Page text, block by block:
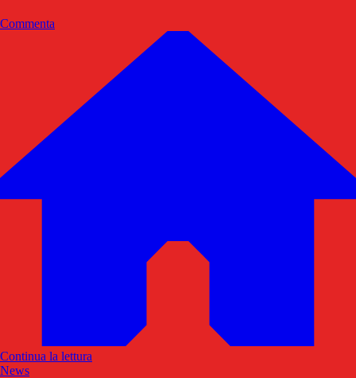
Commenta
Continua la lettura
News